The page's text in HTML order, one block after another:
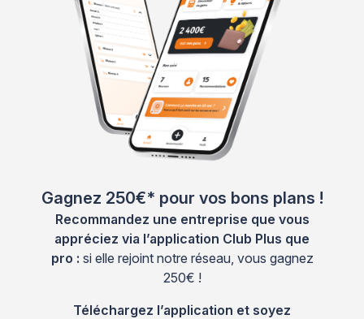
Gagnez 250€* pour vos bons plans !
Recommandez une entreprise que vous
appréciez via l’application Club Plus que
pro : si elle rejoint notre réseau, vous gagnez
250€ !
Téléchargez l’application et soyez